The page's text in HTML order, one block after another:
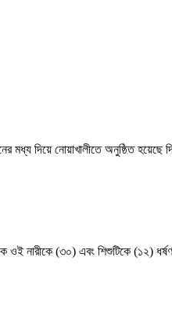
মধ্য দিয়ে নোয়াখালীতে অনুষ্ঠিত
ওই নারীকে (৩০) এবং শিশুটিকে (১২)